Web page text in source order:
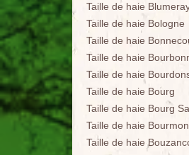
Taille de haie
Taille de haie Bologne
Taille de haie
Taille de haie
Taille de haie
Taille de haie Bourg
Taille de haie Bourg
Taille de haie
Taille de haie